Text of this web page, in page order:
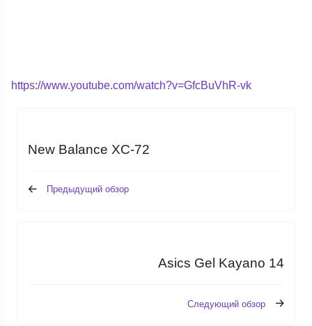
https://www.youtube.com/watch?v=GfcBuVhR-vk
New Balance XC-72
Предыдущий обзор
Asics Gel Kayano 14
Следующий обзор